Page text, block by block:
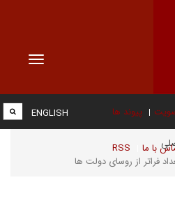
Toggle
پیوند ها
با ما RSS
ENGLISH
فراتر از روسای دولت ها